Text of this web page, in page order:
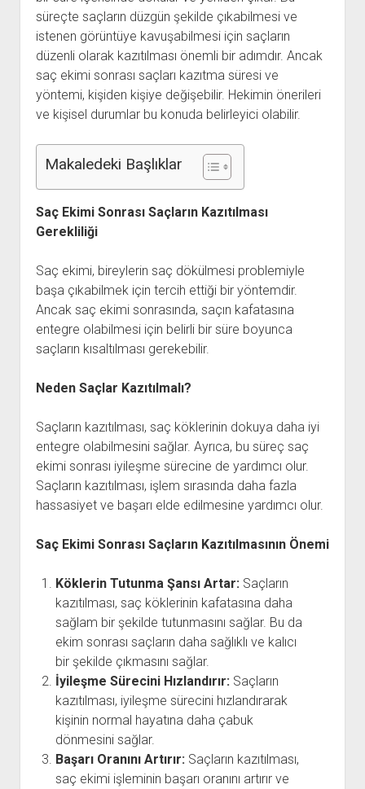
Kullanıcı Yorumları
Saç Ekimi
Hakkımızda
İletişim
süreçte saçların düzgün şekilde çıkabilmesi ve
istenen görüntüye kavuşabilmesi için saçların
düzenli olarak kazıtılması önemli bir adımdır. Ancak
saç ekimi sonrası saçları kazıtma süresi ve
yöntemi, kişiden kişiye değişebilir. Hekimin önerileri
ve kişisel durumlar bu konuda belirleyici olabilir.
Makaledeki Başlıklar
Saç Ekimi Sonrası Saçların Kazıtılması
Gerekliliği
Saç ekimi, bireylerin saç dökülmesi problemiyle
başa çıkabilmek için tercih ettiği bir yöntemdir.
Ancak saç ekimi sonrasında, saçın kafatasına
entegre olabilmesi için belirli bir süre boyunca
saçların kısaltılması gerekebilir.
Neden Saçlar Kazıtılmalı?
Saçların kazıtılması, saç köklerinin dokuya daha iyi
entegre olabilmesini sağlar. Ayrıca, bu süreç saç
ekimi sonrası iyileşme sürecine de yardımcı olur.
Saçların kazıtılması, işlem sırasında daha fazla
hassasiyet ve başarı elde edilmesine yardımcı olur.
Saç Ekimi Sonrası Saçların Kazıtılmasının Önemi
Köklerin Tutunma Şansı Artar: Saçların
kazıtılması, saç köklerinin kafatasına daha
sağlam bir şekilde tutunmasını sağlar. Bu da
ekim sonrası saçların daha sağlıklı ve kalıcı
bir şekilde çıkmasını sağlar.
İyileşme Sürecini Hızlandırır: Saçların
kazıtılması, iyileşme sürecini hızlandırarak
kişinin normal hayatına daha çabuk
dönmesini sağlar.
Başarı Oranını Artırır: Saçların kazıtılması,
saç ekimi işleminin başarı oranını artırır ve